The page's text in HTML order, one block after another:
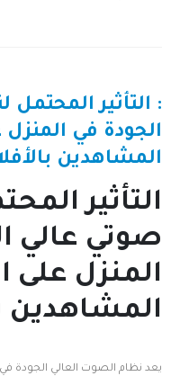
: التأثير
الجودة في
المشاهدين
التأثير
صوتي عالي
المنزل على
المشاهدين
يعد نظام الصوت العالي الجودة